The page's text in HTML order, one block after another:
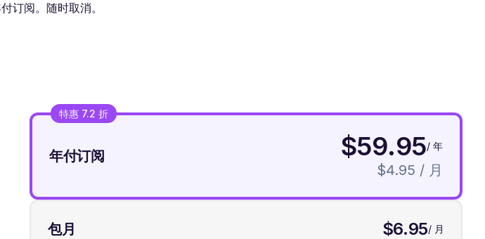
订阅。随时取消。
特惠 7.2 折
年付订阅 $59.95/ 年
$4.95 / 月
包月 $6.95/ 月